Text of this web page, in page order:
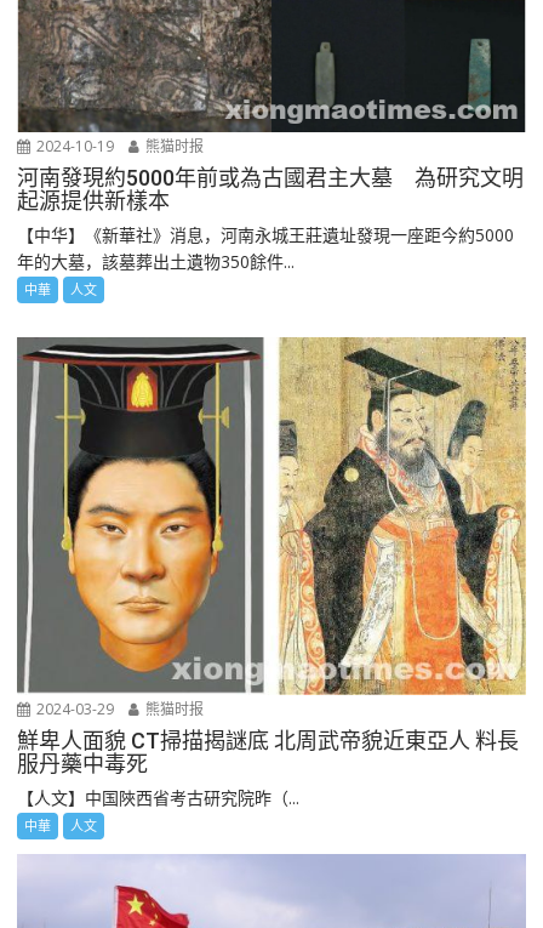
2024-10-19 熊猫时报
河南發現約5000年前或為古國君主大墓 為研究文明
起源提供新樣本
【中华】《新華社》消息，河南永城王莊遺址發現一座距今約5000
年的大墓，該墓葬出土遺物350餘件...
中華 人文
2024-03-29 熊猫时报
鮮卑人面貌 CT掃描揭謎底 北周武帝貌近東亞人 料長
服丹藥中毒死
【人文】中国陜西省考古研究院昨（...
中華 人文